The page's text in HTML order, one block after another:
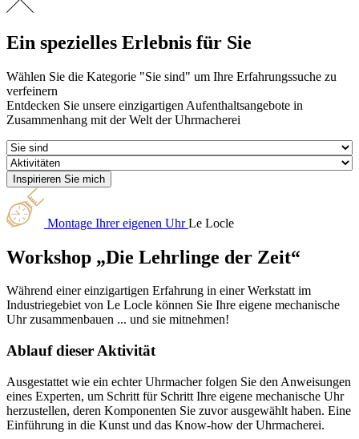
Ein spezielles Erlebnis für Sie
Wählen Sie die Kategorie "Sie sind" um Ihre Erfahrungssuche zu
verfeinern
Entdecken Sie unsere einzigartigen Aufenthaltsangebote in
Zusammenhang mit der Welt der Uhrmacherei
Montage Ihrer eigenen Uhr Le Locle
Workshop „Die Lehrlinge der Zeit“
Während einer einzigartigen Erfahrung in einer Werkstatt im
Industriegebiet von Le Locle können Sie Ihre eigene mechanische
Uhr zusammenbauen ... und sie mitnehmen!
Ablauf dieser Aktivität
Ausgestattet wie ein echter Uhrmacher folgen Sie den Anweisungen
eines Experten, um Schritt für Schritt Ihre eigene mechanische Uhr
herzustellen, deren Komponenten Sie zuvor ausgewählt haben. Eine
Einführung in die Kunst und das Know-how der Uhrmacherei.